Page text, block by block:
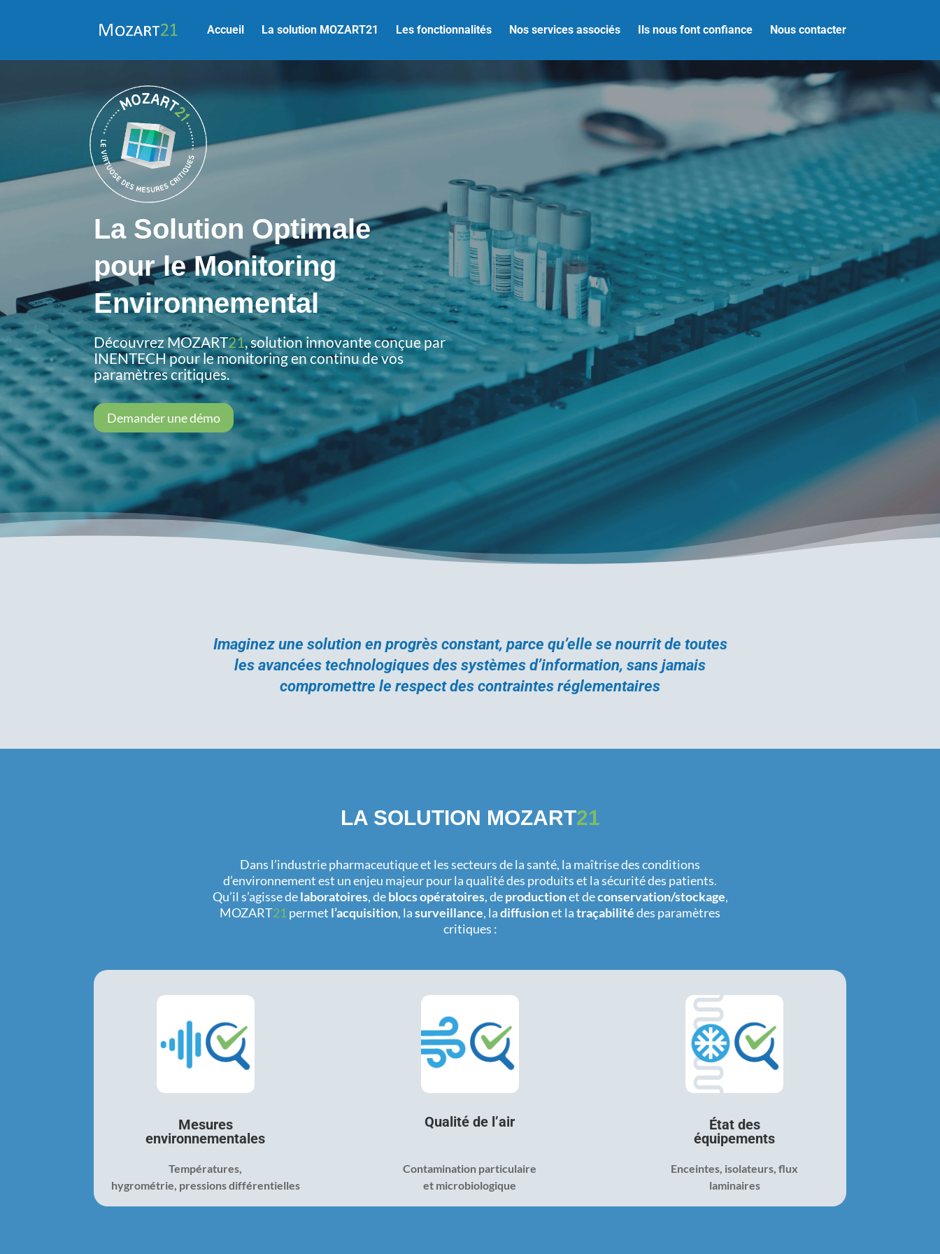
Accueil La solution MOZART21 Les fonctionnalités Nos services associés Ils nous font confiance Nous contacter
La Solution Optimale
pour leMonitoring
Environnemental
Découvrez MOZART21, solution innovante conçue par
INENTECH pour le monitoring en continu de vos
paramètres critiques.
Demander une démo
Imaginez une solution en progrès constant, parce qu’elle se nourrit de toutes
les avancées technologiques des systèmes d’information, sans jamais
compromettre le respect des contraintes réglementaires
LA SOLUTION MOZART21
Dans l’industrie pharmaceutique et les secteurs de la santé, la maîtrise des conditions
d’environnement est un enjeu majeur pour la qualité des produits et la sécurité des patients.
Qu’il s’agisse delaboratoires, deblocs opératoires, deproductionet deconservation/stockage,
MOZART21 permet l’acquisition, lasurveillance, ladiffusionet latraçabilitédes paramètres
critiques :
Mesures
environnementales
Températures,
hygrométrie, pressions différentielles
Qualité de l’air
Contamination particulaire
et microbiologique
État des
équipements
Enceintes, isolateurs, flux
laminaires